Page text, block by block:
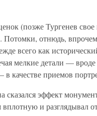
(позже Тургенев
Потомки, отнюдь,
всего как
мелкие детали —
качестве приемов
сказался эффект
и разглядывал